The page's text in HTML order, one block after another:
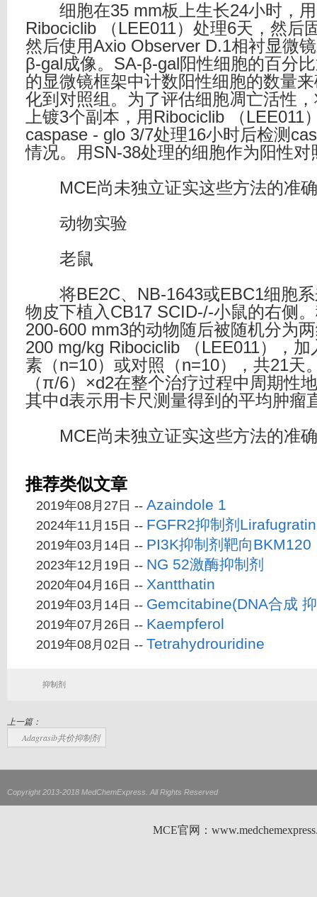
细胞在35 mm板上生长24小时，用
Ribociclib （LEE011）处理6天，然后
然后使用Axio Observer D.1相衬显微
β-gal成像。SA-β-gal阳性细胞的百分
的显微镜框架中计数阳性细胞的数量
化到对照组。为了评估细胞凋亡活性
上镀3个副本，用Ribociclib （LEE011
caspase - glo 3/7处理16小时后检测
情况。用SN-38处理的细胞作为阳性对
MCE尚未独立证实这些方法的准确
动物实验
老鼠
将BE2C、NB-1643或EBC1细胞系
物皮下植入CB17 SCID-/-小鼠的右侧
200-600 mm3的动物随后被随机分为
200 mg/kg Ribociclib （LEE011），
素（n=10）或对照（n=10），共21天
（π/6）×d2在整个治疗过程中周期性
其中d表示用卡尺测量得到的平均肿瘤
MCE尚未独立证实这些方法的准确
推荐类似文章
2019年08月27日 -- Azaindole 1
2024年11月15日 -- FGFR2抑制剂
2019年03月14日 -- PI3K抑制剂靶向BKM120
2023年12月19日 -- NG 52激酶抑制剂
2020年04月16日 -- Xantthatin
2019年03月14日 -- Gemcitabine(DNA合成
2019年07月26日 -- Kaempferol
2019年08月02日 -- Tetrahydrouridine
抑制剂
上一篇：
Adagrasib共价抑制剂
Copyright 2013-2018 MedChemExpress. All Rights Reserved
MCE官网：